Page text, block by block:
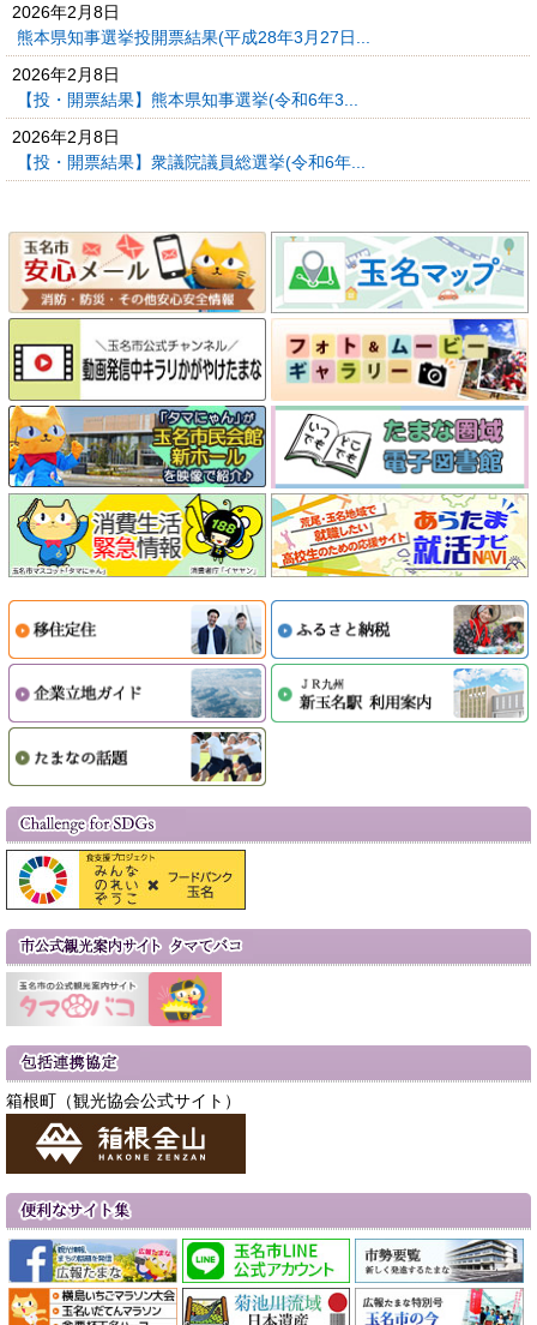
2026年2月8日
熊本県知事選挙投開票結果(平成28年3月27日...
2026年2月8日
【投・開票結果】熊本県知事選挙(令和6年3...
2026年2月8日
【投・開票結果】衆議院議員総選挙(令和6年...
箱根町（観光協会公式サイト）